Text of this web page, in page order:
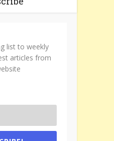
list to weekly
articles from